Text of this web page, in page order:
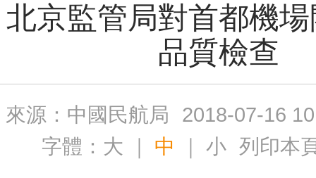
北京監管局對首都機
品質檢查
來源：中國民航局
2018-07-16
字體： 大 ｜ 中 ｜小 列印本
波
浪
盲
式